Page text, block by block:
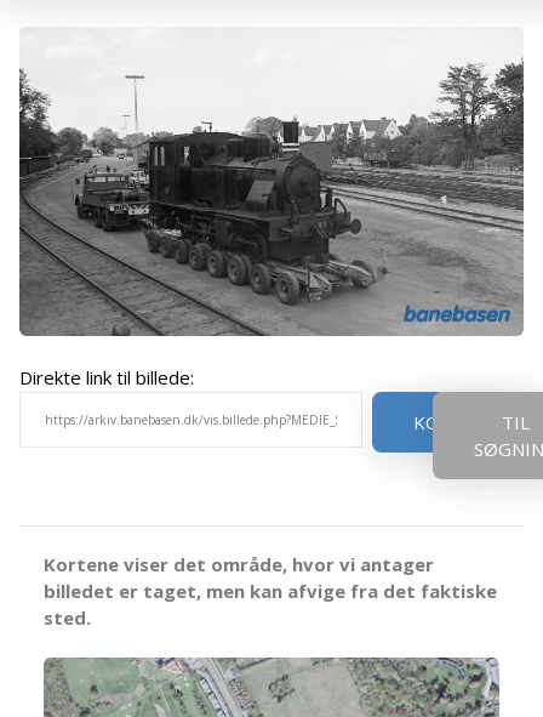
Direkte link til billede:
KOPIER
TIL
Kortene viser det område, hvor vi antager
billedet er taget, men kan afvige fra det faktiske
sted.